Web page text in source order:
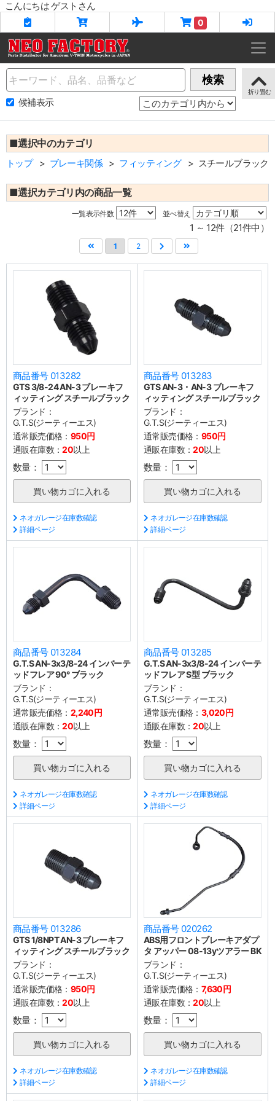
こんにちは ゲストさん
0
Name 検索
候補表示
■選択中のカテゴリ
トップ ブレーキ関係 フィッティング スチールブラック
■選択カテゴリ内の商品一覧
一覧表示件数 並べ替え
1 ～ 12件（21件中）
1 2
商品番号 013282
GTS 3/8-24 AN-3 ブレーキフ
ィッティング スチールブラック
ブランド：
G.T.S(ジーティーエス)
通常販売価格： 950円
通販在庫数：20以上
数量：
ネオガレージ在庫数確認
詳細ページ
商品番号 013283
GTS AN-3・AN-3 ブレーキフ
ィッティング スチールブラック
ブランド：
G.T.S(ジーティーエス)
通常販売価格： 950円
通販在庫数：20以上
数量：
ネオガレージ在庫数確認
詳細ページ
商品番号 013284
G.T.S AN-3x3/8-24 インバーテ
ッドフレア 90° ブラック
ブランド：
G.T.S(ジーティーエス)
通常販売価格： 2,240円
通販在庫数：20以上
数量：
ネオガレージ在庫数確認
詳細ページ
商品番号 013285
G.T.S AN-3x3/8-24 インバーテ
ッドフレア S型 ブラック
ブランド：
G.T.S(ジーティーエス)
通常販売価格： 3,020円
通販在庫数：20以上
数量：
ネオガレージ在庫数確認
詳細ページ
商品番号 013286
GTS 1/8NPT AN-3 ブレーキフ
ィッティング スチールブラック
ブランド：
G.T.S(ジーティーエス)
通常販売価格： 950円
通販在庫数：20以上
数量：
ネオガレージ在庫数確認
詳細ページ
商品番号 020262
ABS用フロントブレーキアダプ
タ アッパー 08-13yツアラー BK
ブランド：
G.T.S(ジーティーエス)
通常販売価格： 7,630円
通販在庫数：20以上
数量：
ネオガレージ在庫数確認
詳細ページ